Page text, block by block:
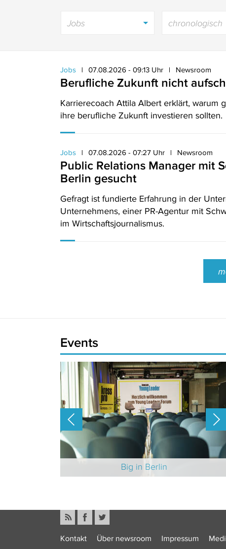
Jobs chronologisch
Jobs 07.08.2026 - 09:13 Uhr Newsroom
Berufliche Zukunft nicht
Karrierecoach Attila Albert erklärt, warum
ihre berufliche Zukunft investieren sollten.
Jobs 07.08.2026 - 07:27 Uhr Newsroom
Public Relations Manager mit
Berlin gesucht
Gefragt ist fundierte Erfahrung in der
Unternehmens, einer PR-Agentur mit
im Wirtschaftsjournalismus.
Events
Big in Berlin
Kontakt Über newsroom Impressum